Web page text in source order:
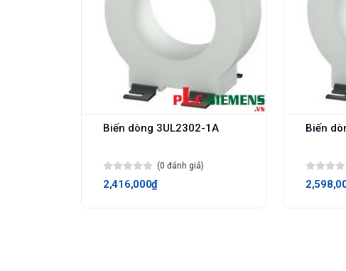
Biến dòng 3UL2302-1A
(0 đánh giá)
2,416,000₫
Biến